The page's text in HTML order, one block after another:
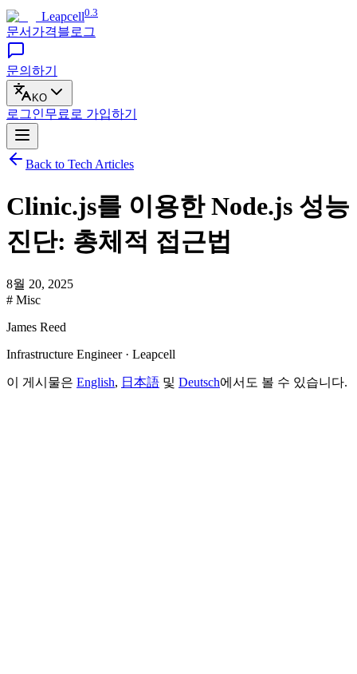
Leapcell0.3
문서 가격블로그
문의하기
KO
로그인무료로 가입하기
Back to Tech Articles
Clinic.js를 이용한 Node.js 성능
진단: 총체적 접근법
8월 20, 2025
# Misc
James Reed
Infrastructure Engineer · Leapcell
이 게시물은 English, 日本語 및 Deutsch에서도 볼 수 있습니다.